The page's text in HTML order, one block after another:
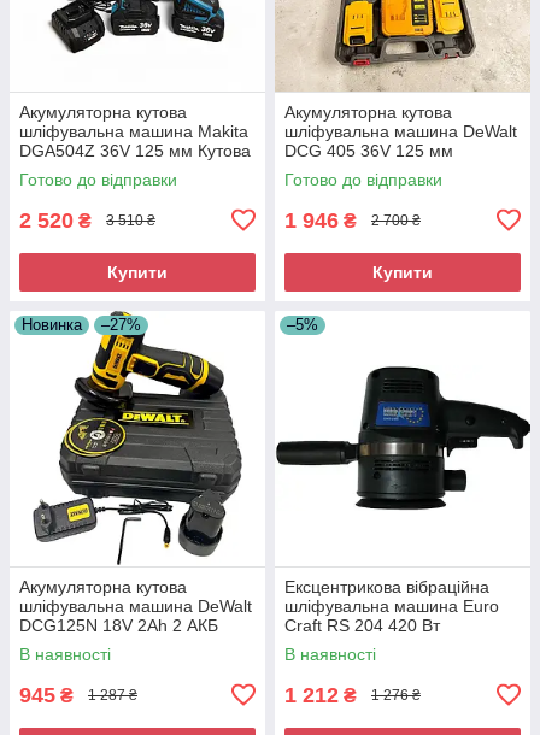
Акумуляторна кутова
шліфувальна машина Makita
DGA504Z 36V 125 мм Кутова
шліфувальна машина
Акумуляторна турбінка
Готово до відправки
2 520 ₴ 3 510 ₴
Купити
Акумуляторна кутова
шліфувальна машина DeWalt
DCG 405 36V 125 мм
Безщіткова КШМ Девальт
Кутова шліфмашина
Готово до відправки
1 946 ₴ 2 700 ₴
Купити
Новинка –27%
Акумуляторна кутова
шліфувальна машина DeWalt
DCG125N 18V 2Ah 2 АКБ
Професійна акумуляторна
болгарка
В наявності
945 ₴ 1 287 ₴
–5%
Ексцентрикова вібраційна
шліфувальна машина Euro
Craft RS 204 420 Вт
Ексцентрикова шліфмашина
для полірування
В наявності
1 212 ₴ 1 276 ₴